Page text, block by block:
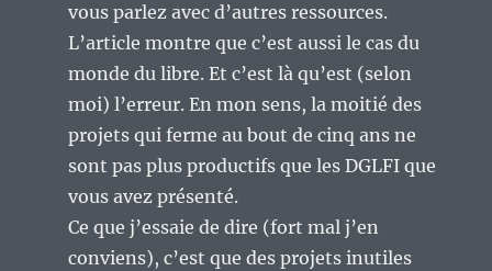
vous parlez avec d’autres ressources.
L’article montre que c’est aussi le cas du
monde du libre. Et c’est là qu’est (selon
moi) l’erreur. En mon sens, la moitié des
projets qui ferme au bout de cinq ans ne
sont pas plus productifs que les DGLFI que
vous avez présenté.
Ce que j’essaie de dire (fort mal j’en
conviens), c’est que des projets inutiles